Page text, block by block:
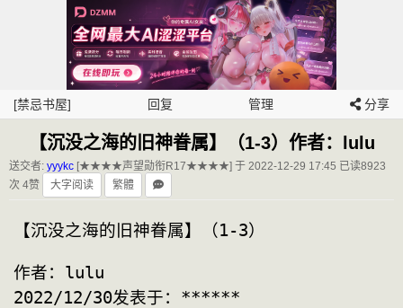
[禁忌书屋] 回复 管理 分享
【沉没之海的旧神眷属】（1-3）作者：lulu
送交者: yyykc [★★★★声望勋衔R17★★★★] 于 2022-12-29 17:45 已读8923
次 4赞
大字阅读 繁體
【沉没之海的旧神眷属】（1-3）
作者：lulu
2022/12/30发表于：******